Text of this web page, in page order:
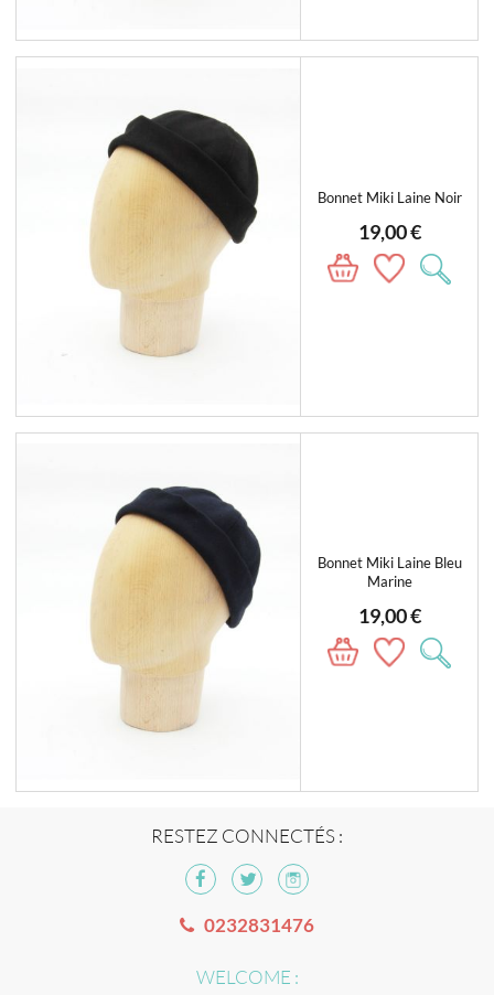
Bonnet Miki Laine Noir
19,00 €
Bonnet Miki Laine Bleu
Marine
19,00 €
RESTEZ CONNECTÉS :
0232831476
WELCOME :